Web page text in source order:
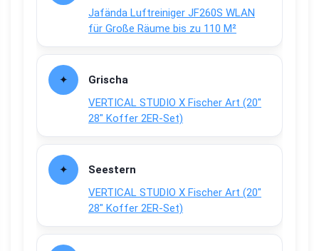
Jafända Luftreiniger JF260S WLAN
für Große Räume bis zu 110 M²
Grischa
VERTICAL STUDIO X Fischer Art (20″
28″ Koffer 2ER-Set)
Seestern
VERTICAL STUDIO X Fischer Art (20″
28″ Koffer 2ER-Set)